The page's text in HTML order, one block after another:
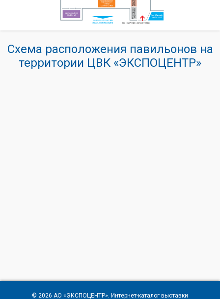
Схема расположения павильонов на
территории ЦВК «ЭКСПОЦЕНТР»
© 2026 АО «ЭКСПОЦЕНТР». Интернет-каталог выставки